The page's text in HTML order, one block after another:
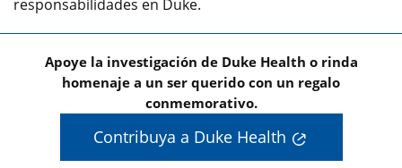
responsabilidades en Duke.
Apoye la investigación de Duke Health o rinda
homenaje a un ser querido con un regalo
conmemorativo.
Contribuya a Duke Health